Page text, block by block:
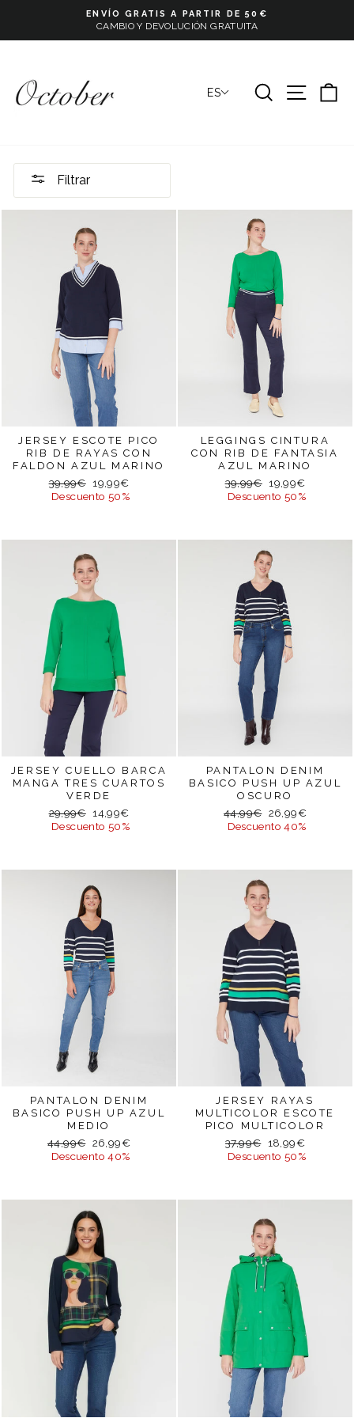
al
Pause
ENVÍO GRATIS A PARTIR DE 50€
CAMBIO Y DEVOLUCIÓN GRATUITA
ES BUSCAR
Filtrar
JERSEY ESCOTE PICO
RIB DE RAYAS CON
FALDON AZUL MARINO
Precio
habitual
39,99€ Precio
de
19,99€
Descuento 50%
LEGGINGS CINTURA
CON RIB DE FANTASIA
AZUL MARINO
Precio
habitual
39,99€ Precio
de
19,99€
Descuento 50%
JERSEY CUELLO BARCA
MANGA TRES CUARTOS
VERDE
Precio
habitual
29,99€ Precio
de
14,99€
Descuento 50%
PANTALON DENIM
BASICO PUSH UP AZUL
OSCURO
Precio
habitual
44,99€ Precio
de
26,99€
Descuento 40%
PANTALON DENIM
BASICO PUSH UP AZUL
MEDIO
Precio
habitual
44,99€ Precio
de
26,99€
Descuento 40%
JERSEY RAYAS
MULTICOLOR ESCOTE
PICO MULTICOLOR
Precio
habitual
37,99€ Precio
de
18,99€
Descuento 50%